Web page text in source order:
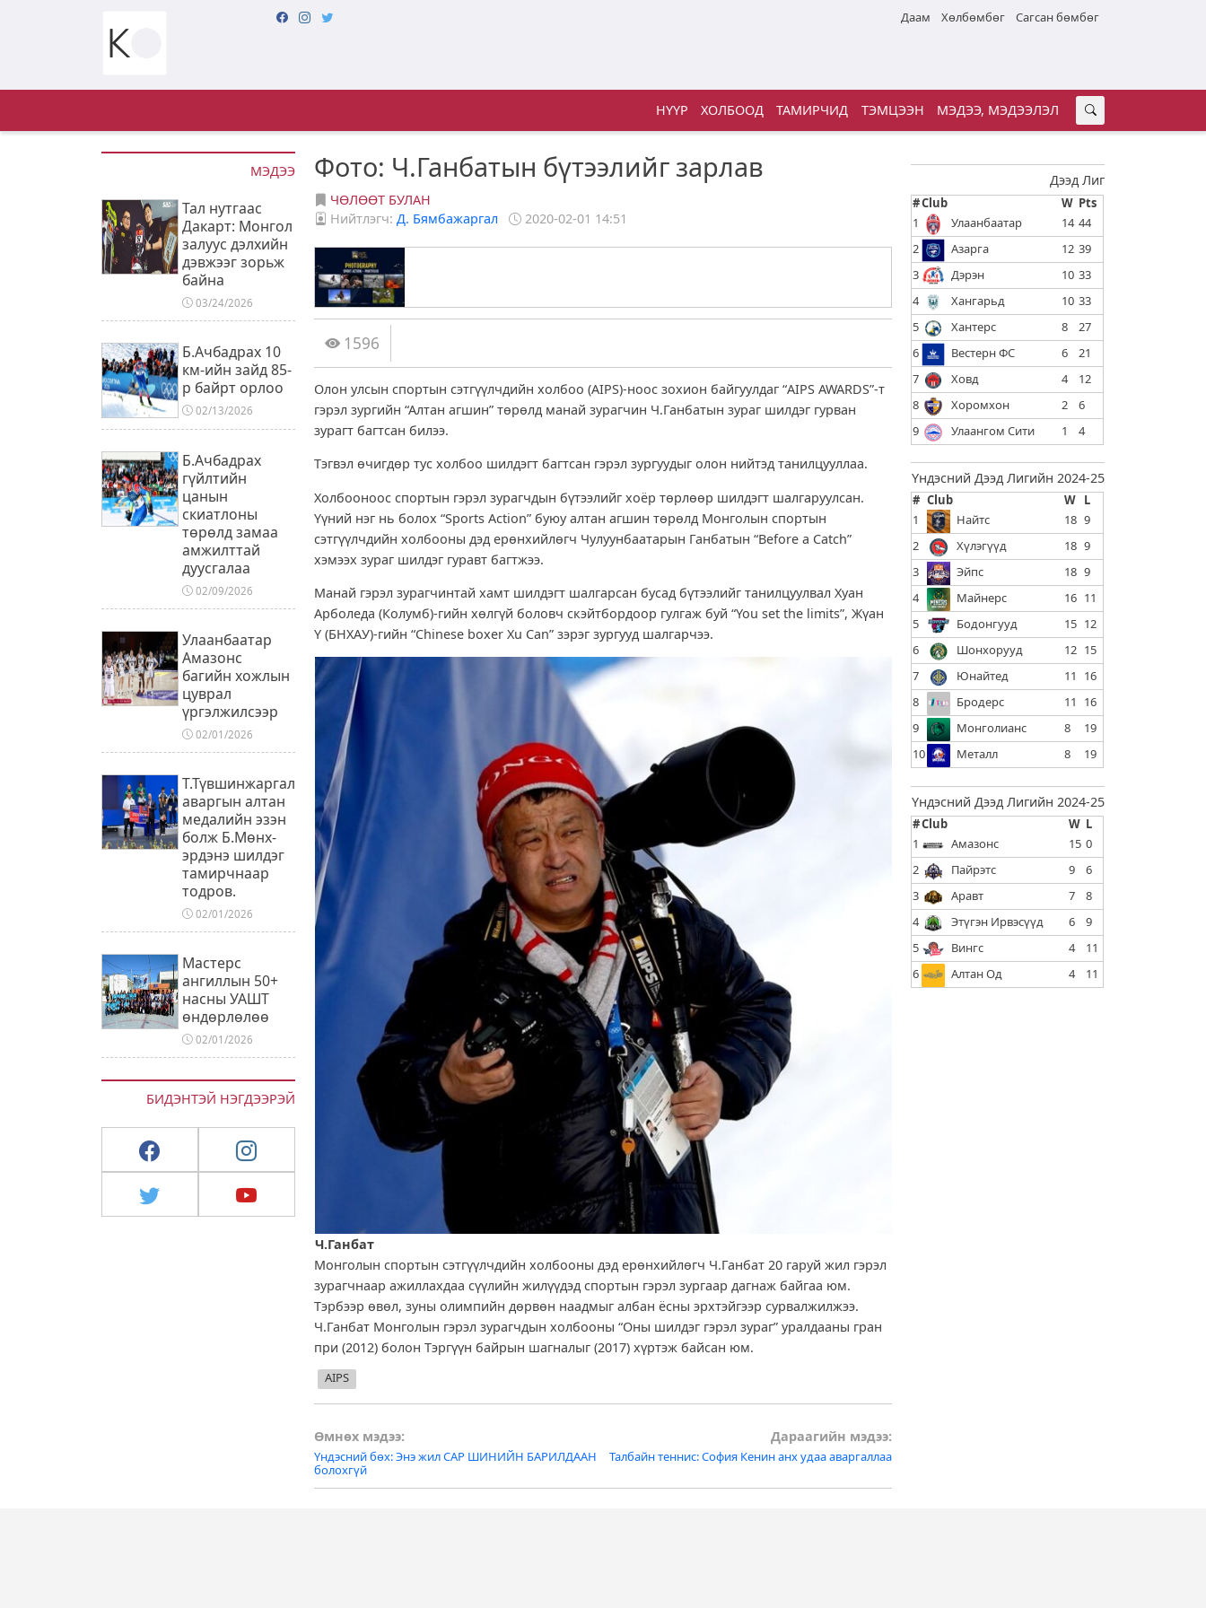
Даам Хөлбөмбөг Сагсан бөмбөг
НҮҮР ХОЛБООД ТАМИРЧИД ТЭМЦЭЭН МЭДЭЭ, МЭДЭЭЛЭЛ
МЭДЭЭ
Тал нутгаас
Дакарт: Монгол
залуус дэлхийн
дэвжээг зорьж
байна
03/24/2026
Б.Ачбадрах 10
км-ийн зайд 85-
р байрт орлоо
02/13/2026
Б.Ачбадрах
гүйлтийн
цанын
скиатлоны
төрөлд замаа
амжилттай
дуусгалаа
02/09/2026
Улаанбаатар
Амазонс
багийн хожлын
цуврал
үргэлжилсээр
02/01/2026
Т.Түвшинжаргал
аваргын алтан
медалийн эзэн
болж Б.Мөнх-
эрдэнэ шилдэг
тамирчнаар
тодров.
02/01/2026
Мастерс
ангиллын 50+
насны УАШТ
өндөрлөлөө
02/01/2026
БИДЭНТЭЙ НЭГДЭЭРЭЙ
Фото: Ч.Ганбатын бүтээлийг зарлав
ЧӨЛӨӨТ БУЛАН
Нийтлэгч:Д. Бямбажаргал 2020-02-01 14:51
1596
Олон улсын спортын сэтгүүлчдийн холбоо (AIPS)-ноос зохион байгуулдаг “AIPS AWARDS”-т
гэрэл зургийн “Алтан агшин” төрөлд манай зурагчин Ч.Ганбатын зураг шилдэг гурван
зурагт багтсан билээ.
Тэгвэл өчигдөр тус холбоо шилдэгт багтсан гэрэл зургуудыг олон нийтэд танилцууллаа.
Холбооноос спортын гэрэл зурагчдын бүтээлийг хоёр төрлөөр шилдэгт шалгаруулсан.
Үүний нэг нь болох “Sports Action” буюу алтан агшин төрөлд Монголын спортын
сэтгүүлчдийн холбооны дэд ерөнхийлөгч Чулуунбаатарын Ганбатын “Before a Catch”
хэмээх зураг шилдэг гуравт багтжээ.
Манай гэрэл зурагчинтай хамт шилдэгт шалгарсан бусад бүтээлийг танилцуулвал Хуан
Арболеда (Колумб)-гийн хөлгүй боловч скэйтбордоор гулгаж буй “You set the limits”, Жүан
Ү (БНХАУ)-гийн “Chinese boxer Xu Can” зэрэг зургууд шалгарчээ.
Ч.Ганбат
Монголын спортын сэтгүүлчдийн холбооны дэд ерөнхийлөгч Ч.Ганбат 20 гаруй жил гэрэл
зурагчнаар ажиллахдаа сүүлийн жилүүдэд спортын гэрэл зургаар дагнаж байгаа юм.
Тэрбээр өвөл, зуны олимпийн дөрвөн наадмыг албан ёсны эрхтэйгээр сурвалжилжээ.
Ч.Ганбат Монголын гэрэл зурагчдын холбооны “Оны шилдэг гэрэл зураг” уралдааны гран
при (2012) болон Тэргүүн байрын шагналыг (2017) хүртэж байсан юм.
AIPS
Post
navigation
Өмнөх мэдээ:
Үндэсний бөх: Энэ жил САР ШИНИЙН БАРИЛДААН
болохгүй
Дараагийн мэдээ:
Талбайн теннис: София Кенин анх удаа аваргаллаа
Дээд Лиг
#Club W Pts
1
Улаанбаатар 14 44
2
Азарга 12 39
3
Дэрэн 10 33
4
Хангарьд 10 33
5
Хантерс 8
27
6
Вестерн ФС 6
21
7
Ховд 4
12
8
Хоромхон 2
6
9
Улаангом Сити 1 4
Үндэсний Дээд Лигийн 2024-25
# Club W L
1
Найтс 18 9
2
Хүлэгүүд 18 9
3
Эйпс 18 9
4
Майнерс 16 11
5
Бодонгууд 15 12
6
Шонхорууд 12 15
7
Юнайтед 11
16
8
Бродерс 11
16
9
Монголианс 8
19
10
Металл 8 19
Үндэсний Дээд Лигийн 2024-25
#Club W L
1
Амазонс 15 0
2
Пайрэтс 9
6
3
Аравт 7
8
4
Этүгэн Ирвэсүүд 6
9
5
Вингс 4
11
6
Алтан Од 4 11